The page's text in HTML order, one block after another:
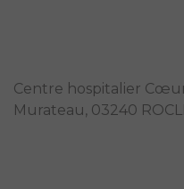
Centre hospitalier
Murateau, 03240